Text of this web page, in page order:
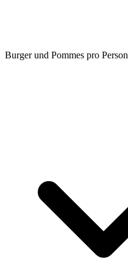
Burger und Pommes pro Person